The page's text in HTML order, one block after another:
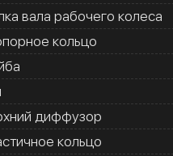
вала рабочего колеса
кольцо
диффузор
кольцо